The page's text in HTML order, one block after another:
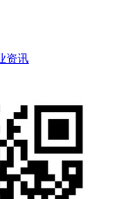
资讯